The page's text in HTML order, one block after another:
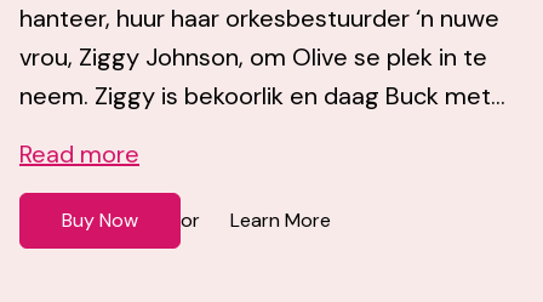
hanteer, huur haar orkesbestuurder ‘n nuwe
vrou, Ziggy Johnson, om Olive se plek in te
neem. Ziggy is bekoorlik en daag Buck met...
Read more
Buy Now or Learn More